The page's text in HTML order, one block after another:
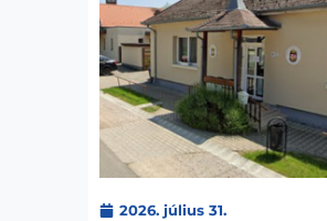
2026. július 31.